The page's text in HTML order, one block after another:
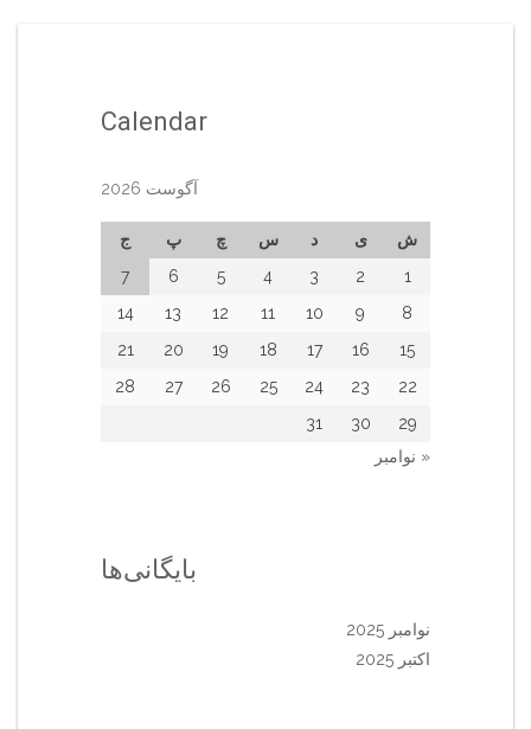
Calendar
آگوست 2026
ش ی د س چ پ
ج
1
2
3
4
5
6
7
8
9
10
11
12
13
14
15
16
17
18
19
20
21
22
23
24
25
26
27
28
29
30
31
« نوامبر
بایگانی‌ها
نوامبر 2025
اکتبر 2025